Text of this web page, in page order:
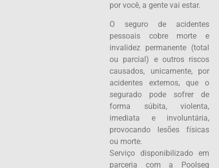
por você, a gente vai estar.
O seguro de acidentes
pessoais cobre morte e
invalidez permanente (total
ou parcial) e outros riscos
causados, unicamente, por
acidentes externos, que o
segurado pode sofrer de
forma súbita, violenta,
imediata e involuntária,
provocando lesões físicas
ou morte.
Serviço disponibilizado em
parceria com a Poolseg